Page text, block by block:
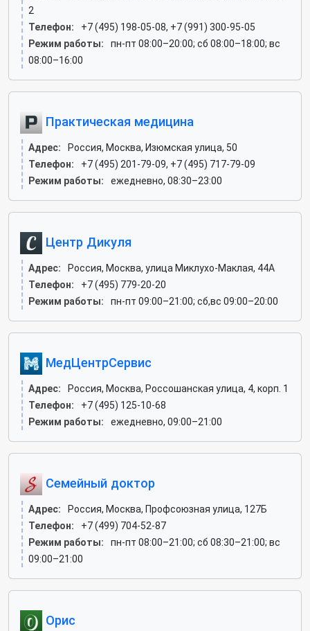
2
Телефон:
+7 (495) 198-05-08, +7 (991) 300-95-05
Режим работы:
пн-пт 08:00–20:00; сб 08:00–18:00; вс
08:00–16:00
Практическая медицина
Адрес:
Россия, Москва, Изюмская улица, 50
Телефон:
+7 (495) 201-79-09, +7 (495) 717-79-09
Режим работы:
ежедневно, 08:30–23:00
Центр Дикуля
Адрес:
Россия, Москва, улица Миклухо-Маклая, 44А
Телефон:
+7 (495) 779-20-20
Режим работы:
пн-пт 09:00–21:00; сб,вс 09:00–20:00
МедЦентрСервис
Адрес:
Россия, Москва, Россошанская улица, 4, корп. 1
Телефон:
+7 (495) 125-10-68
Режим работы:
ежедневно, 09:00–21:00
Семейный доктор
Адрес:
Россия, Москва, Профсоюзная улица, 127Б
Телефон:
+7 (499) 704-52-87
Режим работы:
пн-пт 08:00–21:00; сб 08:30–21:00; вс
09:00–21:00
Орис